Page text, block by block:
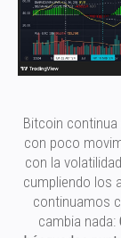
Bitcoin
con poco
con la
cumpliendo los
continuamos
cambia nada: